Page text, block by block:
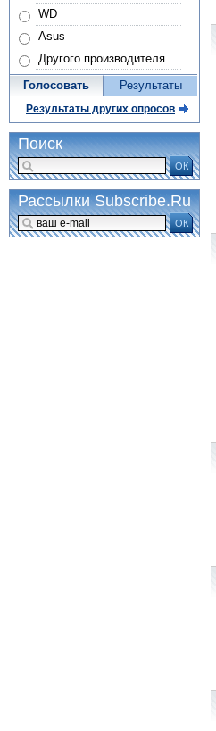
WD
Asus
Другого производителя
Голосовать Результаты
Результаты других опросов
Поиск
ОК
Рассылки Subscribe.Ru
ОК